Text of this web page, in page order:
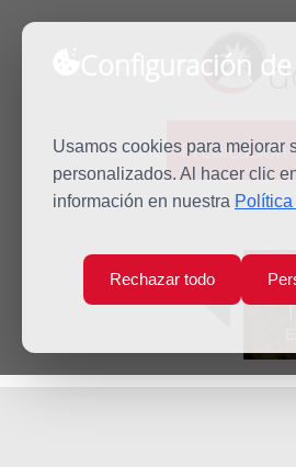
Configuración
Usamos cookies para mejorar
personalizados. Al hacer clic
información en nuestra
Rechazar todo
Predicación
Inicio